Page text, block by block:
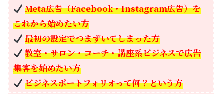
Meta広告（Facebook・Instagram広告）を
これから始めたい方
最初の設定でつまずいてしまった方
教室・サロン・コーチ・講座系ビジネスで広告
集客を始めたい方
ビジネスポートフォリオって何？という方